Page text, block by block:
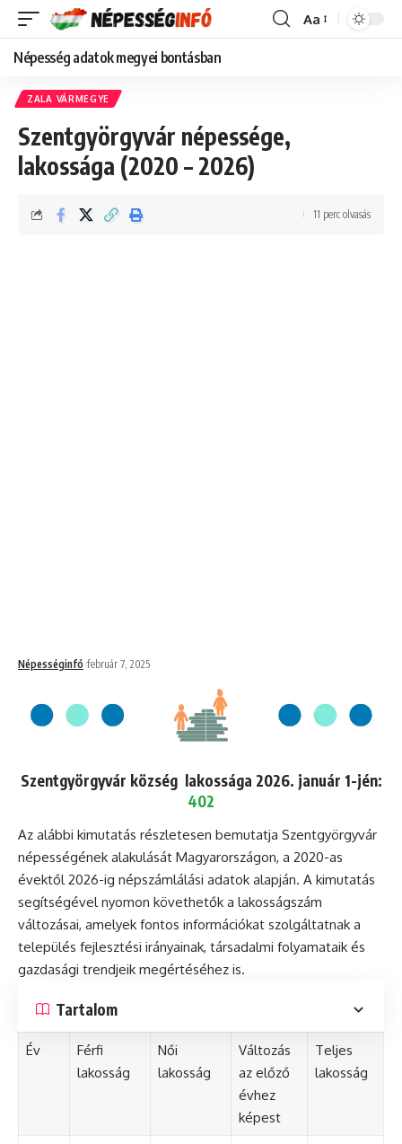
Font
Aa
Népesség adatok megyei bontásban
ZALA VÁRMEGYE
Szentgyörgyvár népessége,
lakossága (2020 – 2026)
Népességinfó február 7, 2025
11 perc olvasás
Szentgyörgyvár község lakossága 2026. január 1-jén:
402
Az alábbi kimutatás részletesen bemutatja Szentgyörgyvár
népességének alakulását Magyarországon, a 2020-as
évektől 2026-ig népszámlálási adatok alapján. A kimutatás
segítségével nyomon követhetők a lakosságszám
változásai, amelyek fontos információkat szolgáltatnak a
település fejlesztési irányainak, társadalmi folyamataik és
gazdasági trendjeik megértéséhez is.
Tartalom
Év
Férfi
lakosság
Női
lakosság
Változás
az előző
évhez
képest
Teljes
lakosság